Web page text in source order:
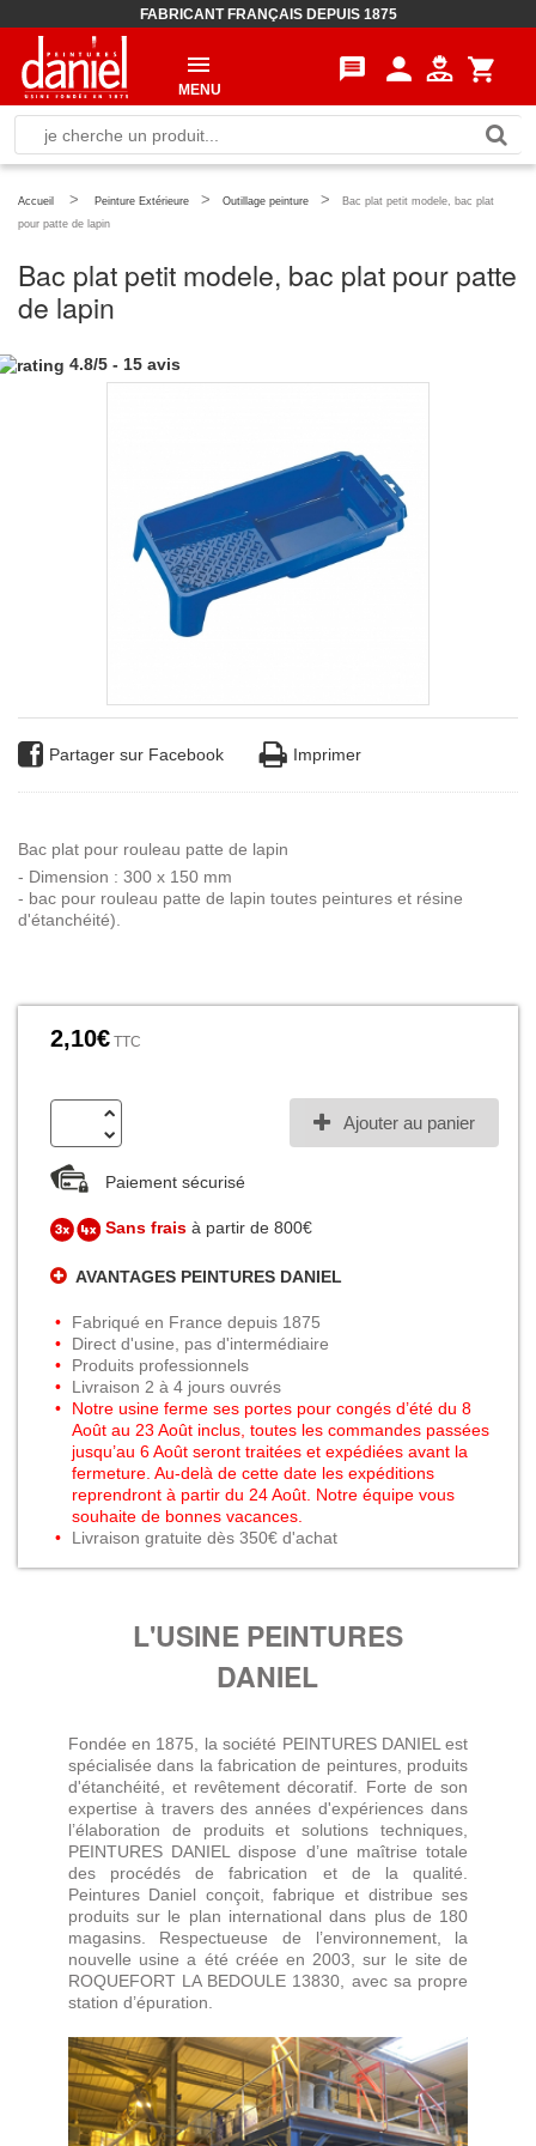
FABRICANT FRANÇAIS DEPUIS 1875
message person shopping_cart
MENU
Accueil > Peinture Extérieure > Outillage peinture >
Bac plat petit modele, bac plat
pour patte de lapin
Partager sur Facebook Imprimer
Bac plat petit modele, bac plat pour patte
de lapin
4.8/5 - 15 avis
Bac plat pour rouleau patte de lapin
- Dimension : 300 x 150 mm
- bac pour rouleau patte de lapin toutes peintures et résine
d'étanchéité).
2,10€ TTC
Ajouter au panier
Paiement sécurisé
Sans fraisà partir de 800€
AVANTAGES PEINTURES DANIEL
Fabriqué en France depuis 1875
Direct d'usine, pas d'intermédiaire
Produits professionnels
Livraison 2 à 4 jours ouvrés
Notre usine ferme ses portes pour congés d’été du 8
Août au 23 Août inclus, toutes les commandes passées
jusqu’au 6 Août seront traitées et expédiées avant la
fermeture. Au-delà de cette date les expéditions
reprendront à partir du 24 Août. Notre équipe vous
souhaite de bonnes vacances.
Livraison gratuite dès 350€ d'achat
L'USINE PEINTURES
DANIEL
Fondée en 1875, la société PEINTURES DANIEL est
spécialisée dans la fabrication de peintures, produits
d'étanchéité, et revêtement décoratif. Forte de son
expertise à travers des années d'expériences dans
l’élaboration de produits et solutions techniques,
PEINTURES DANIEL dispose d’une maîtrise totale
des procédés de fabrication et de la qualité.
Peintures Daniel conçoit, fabrique et distribue ses
produits sur le plan international dans plus de 180
magasins. Respectueuse de l’environnement, la
nouvelle usine a été créée en 2003, sur le site de
ROQUEFORT LA BEDOULE 13830, avec sa propre
station d’épuration.